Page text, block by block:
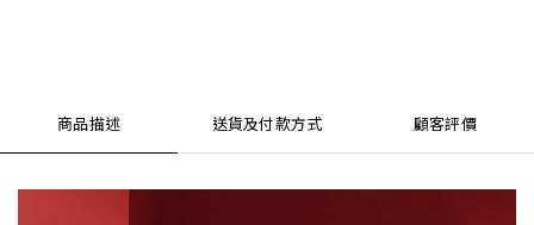
商品描述 送貨及付款方式 顧客評價